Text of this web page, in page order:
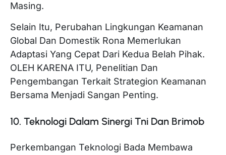
Masing.
Selain Itu, Perubahan Lingkungan Keamanan
Global Dan Domestik Rona Memerlukan
Adaptasi Yang Cepat Dari Kedua Belah Pihak.
OLEH KARENA ITU, Penelitian Dan
Pengembangan Terkait Strategion Keamanan
Bersama Menjadi Sangan Penting.
10. Teknologi Dalam Sinergi Tni Dan Brimob
Perkembangan Teknologi Bada Membawa